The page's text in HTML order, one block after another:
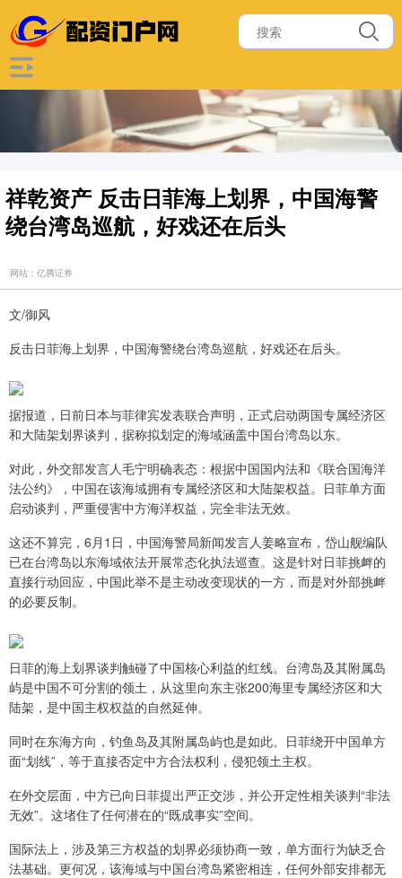
祥乾资产 反击日菲海上划界，中国海警
绕台湾岛巡航，好戏还在后头
网站：亿腾证券
文/御风
反击日菲海上划界，中国海警绕台湾岛巡航，好戏还在后头。
据报道，日前日本与菲律宾发表联合声明，正式启动两国专属经济区
和大陆架划界谈判，据称拟划定的海域涵盖中国台湾岛以东。
对此，外交部发言人毛宁明确表态：根据中国国内法和《联合国海洋
法公约》，中国在该海域拥有专属经济区和大陆架权益。日菲单方面
启动谈判，严重侵害中方海洋权益，完全非法无效。
这还不算完，6月1日，中国海警局新闻发言人姜略宣布，岱山舰编队
已在台湾岛以东海域依法开展常态化执法巡查。这是针对日菲挑衅的
直接行动回应，中国此举不是主动改变现状的一方，而是对外部挑衅
的必要反制。
日菲的海上划界谈判触碰了中国核心利益的红线。台湾岛及其附属岛
屿是中国不可分割的领土，从这里向东主张200海里专属经济区和大
陆架，是中国主权权益的自然延伸。
同时在东海方向，钓鱼岛及其附属岛屿也是如此。日菲绕开中国单方
面“划线”，等于直接否定中方合法权利，侵犯领土主权。
在外交层面，中方已向日菲提出严正交涉，并公开定性相关谈判“非法
无效”。这堵住了任何潜在的“既成事实”空间。
国际法上，涉及第三方权益的划界必须协商一致，单方面行为缺乏合
法基础。更何况，该海域与中国台湾岛紧密相连，任何外部安排都无